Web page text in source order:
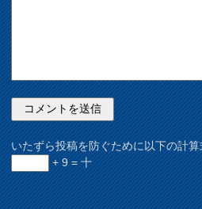
いたずら投稿を防ぐために以下の計
+ 9 = 十